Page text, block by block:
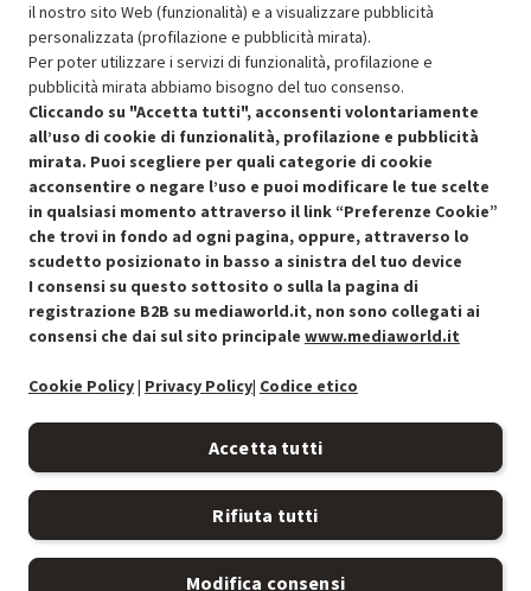
Resi e garanzie
Stato prodotti
Condizioni generali di vendita Recedere dal contratto qui
il nostro sito Web (funzionalità) e a visualizzare pubblicità
personalizzata (profilazione e pubblicità mirata).
Per poter utilizzare i servizi di funzionalità, profilazione e
pubblicità mirata abbiamo bisogno del tuo consenso.
Cliccando su "Accetta tutti", acconsenti volontariamente
all’uso di cookie di funzionalità, profilazione e pubblicità
mirata. Puoi scegliere per quali categorie di cookie
acconsentire o negare l’uso e puoi modificare le tue scelte
in qualsiasi momento attraverso il link “Preferenze Cookie”
che trovi in fondo ad ogni pagina, oppure, attraverso lo
scudetto posizionato in basso a sinistra del tuo device
I consensi su questo sottosito o sulla la pagina di
registrazione B2B su mediaworld.it, non sono collegati ai
consensi che dai sul sito principale www.mediaworld.it
Cookie Policy| Privacy Policy| Codice etico
Accetta tutti
Rifiuta tutti
Modifica consensi